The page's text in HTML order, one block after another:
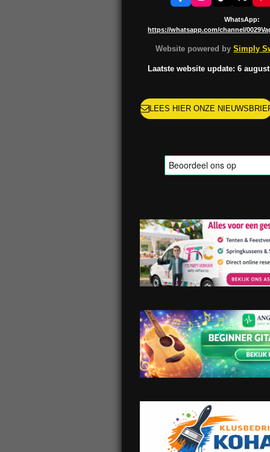
a
e
b
o
o
n
t
a
g
r
m
k
T
o
k
i
t
e
r
e
t
WhatsApp:
https://whatsapp.com/channel/
Website powered bySimply
Laatste website update: 6
LEES HIER ONZE